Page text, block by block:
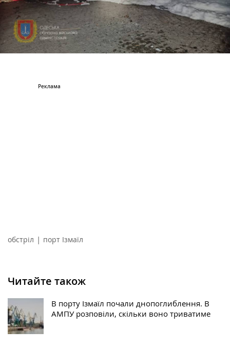
обстріл | порт Ізмаїл
Читайте також
В порту Ізмаїл почали днопоглиблення. В
АМПУ розповіли, скільки воно триватиме